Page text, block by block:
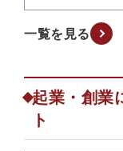
一覧を見る
起業・創業
ト